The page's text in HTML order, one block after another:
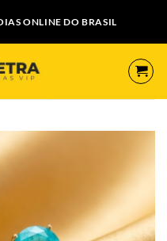
ONLINE DO BRASIL